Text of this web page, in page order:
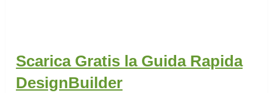
Scarica Gratis la Guida Rapida
DesignBuilder